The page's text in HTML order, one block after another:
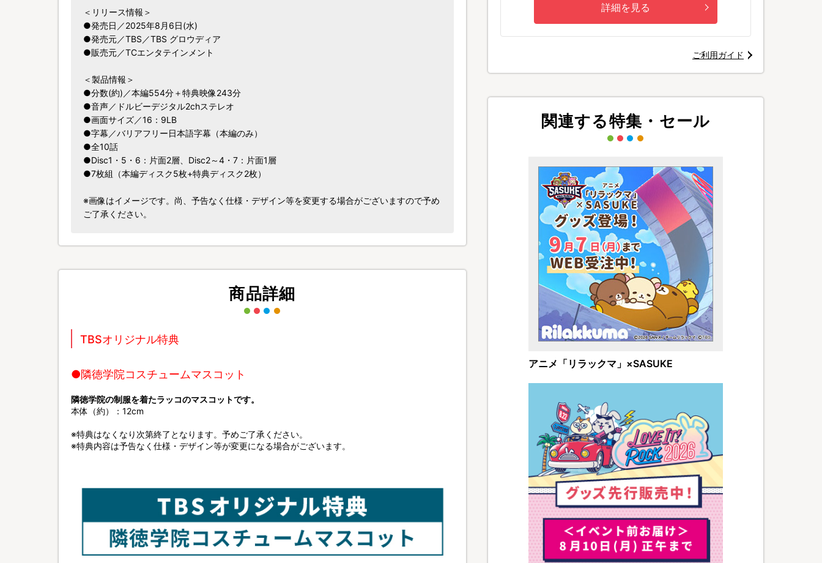
＜リリース情報＞
●発売日／2025年8月6日(水)
●発売元／TBS／TBS グロウディア
●販売元／TCエンタテインメント
＜製品情報＞
●分数(約)／本編554分＋特典映像243分
●音声／ドルビーデジタル2chステレオ
●画面サイズ／16：9LB
●字幕／バリアフリー日本語字幕（本編のみ）
●全10話
●Disc1・5・6：片面2層、Disc2～4・7：片面1層
●7枚組（本編ディスク5枚+特典ディスク2枚）
※画像はイメージです。尚、予告なく仕様・デザイン等を変更する場合がございますので予め
ご了承ください。
商品詳細
TBSオリジナル特典
●隣徳学院コスチュームマスコット
隣徳学院の制服を着たラッコのマスコットです。
本体（約）：12cm
※特典はなくなり次第終了となります。予めご了承ください。
※特典内容は予告なく仕様・デザイン等が変更になる場合がございます。
詳細を見る
ご利用ガイド
関連する特集・セール
アニメ「リラックマ」×SASUKE